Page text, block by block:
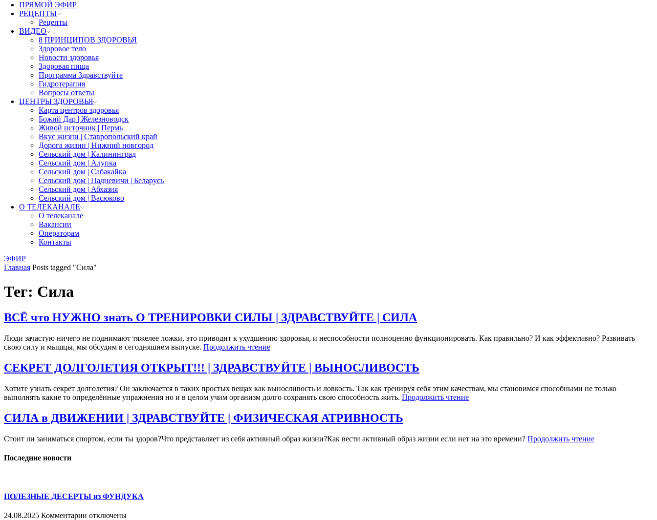
ПРЯМОЙ ЭФИР
РЕЦЕПТЫ
Рецепты
ВИДЕО
8 ПРИНЦИПОВ ЗДОРОВЬЯ
Здоровое тело
Новости здоровья
Здоровая пища
Программа Здравствуйте
Гидротерапия
Вопросы ответы
ЦЕНТРЫ ЗДОРОВЬЯ
Карта центров здоровья
Божий Дар | Железноводск
Живой источник | Пермь
Вкус жизни | Ставропольский край
Дорога жизни | Нижний новгород
Сельский дом | Калининград
Сельский дом | Алупка
Сельский дом | Сабакайка
Сельский дом | Падневичи | Беларусь
Сельский дом | Абхазия
Сельский дом | Васюково
О ТЕЛЕКАНАЛЕ
О телеканале
Вакансии
Операторам
Контакты
ЭФИР
Главная Posts tagged "Сила"
Тег: Сила
ВСЁ что НУЖНО знать О ТРЕНИРОВКИ СИЛЫ | ЗДРАВСТВУЙТЕ | СИЛА
Люди зачастую ничего не поднимают тяжелее ложки, это приводит к ухудшению здоровья, и неспособности полноценно функционировать. Как правильно? И как эффективно? Развивать
свою силу и мышцы, мы обсудим в сегодняшнем выпуске. Продолжить чтение
СЕКРЕТ ДОЛГОЛЕТИЯ ОТКРЫТ!!! | ЗДРАВСТВУЙТЕ | ВЫНОСЛИВОСТЬ
Хотите узнать секрет долголетия? Он заключается в таких простых вещах как выносливость и ловкость. Так как тренируя себя этим качествам, мы становимся способными не только
выполнять какие то определённые упражнения но и в целом учим организм долго сохранять свою способность жить. Продолжить чтение
СИЛА в ДВИЖЕНИИ | ЗДРАВСТВУЙТЕ | ФИЗИЧЕСКАЯ АТРИВНОСТЬ
Стоит ли заниматься спортом, если ты здоров?Что представляет из себя активный образ жизни?Как вести активный образ жизни если нет на это времени? Продолжить чтение
Последние новости
ПОЛЕЗНЫЕ ДЕСЕРТЫ из ФУНДУКА
24.08.2025 Комментарии котключены